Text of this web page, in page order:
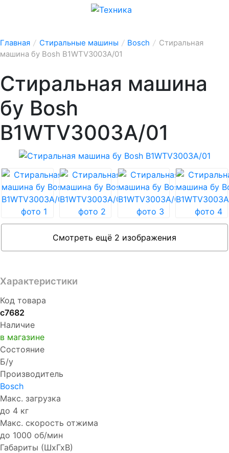
Главная / Стиральные машины / Bosch / Стиральная
машина бу Bosh B1WTV3003A/01
Стиральная машина
бу Bosh
B1WTV3003A/01
Смотреть ещё 2 изображения
Характеристики
Код товара
с7682
Наличие
в магазине
Состояние
Б/у
Производитель
Bosch
Макс. загрузка
до 4 кг
Макс. скорость отжима
до 1000 об/мин
Габариты (ШхГхВ)